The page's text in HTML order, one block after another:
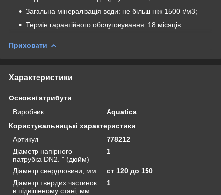
Загальна мінералізація води: не більш ніж 1500 г/м3;
Термін гарантійного обслуговування: 18 місяців
Приховати
Характеристики
Основні атрибути
Виробник
Aquatica
Користувальницькі характеристики
Артикул
778212
Діаметр напірного
патрубка DN2, " (дюйм)
1
Діаметр свердловини, мм
от 120 до 150
Діаметр твердих частинок
в підвішеному стані, мм
1